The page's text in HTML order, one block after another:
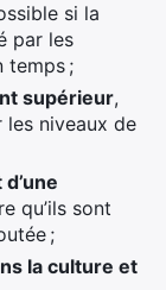
si la
par les
temps ;
supérieur,
niveaux de
qu’ils sont
;
la culture et